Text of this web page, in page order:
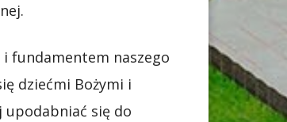
fundamentem naszego
dziećmi Bożymi i
upodabniać się do